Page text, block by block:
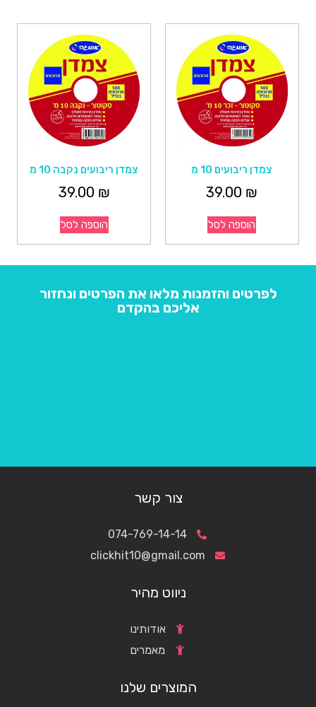
צמדן ריבועים 10 מ
39.00 ₪
הוספה לסל
צמדן ריבועים נקבה 10 מ
39.00 ₪
הוספה לסל
לפרטים והזמנות מלאו את הפרטים ונחזור
אליכם בהקדם
צור קשר
074-769-14-14
clickhit10@gmail.com
ניווט מהיר
אודותינו
מאמרים
המוצרים שלנו